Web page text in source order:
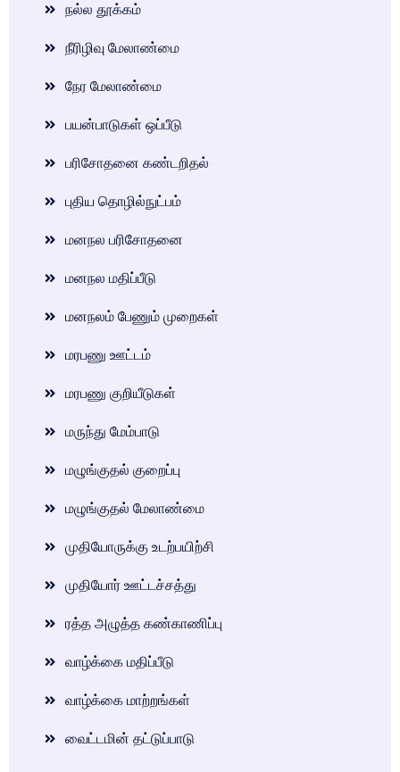
நல்ல தூக்கம்
நீரிழிவு மேலாண்மை
நேர மேலாண்மை
பயன்பாடுகள் ஒப்பீடு
பரிசோதனை கண்டறிதல்
புதிய தொழில்நுட்பம்
மனநல பரிசோதனை
மனநல மதிப்பீடு
மனநலம் பேணும் முறைகள்
மரபணு ஊட்டம்
மரபணு குறியீடுகள்
மருந்து மேம்பாடு
மழுங்குதல் குறைப்பு
மழுங்குதல் மேலாண்மை
முதியோருக்கு உடற்பயிற்சி
முதியோர் ஊட்டச்சத்து
ரத்த அழுத்த கண்காணிப்பு
வாழ்க்கை மதிப்பீடு
வாழ்க்கை மாற்றங்கள்
வைட்டமின் தட்டுப்பாடு